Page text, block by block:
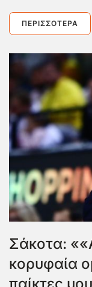
ΠΕΡΙΣΣΌΤΕΡΑ
Σάκοτα:
κορυφαία